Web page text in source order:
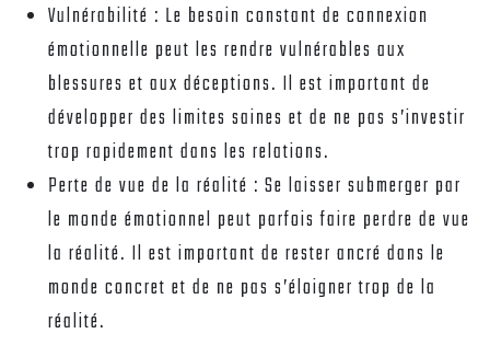
Vulnérabilité : Le besoin constant de connexion
émotionnelle peut les rendre vulnérables aux
blessures et aux déceptions. Il est important de
développer des limites saines et de ne pas s’investir
trop rapidement dans les relations.
Perte de vue de la réalité : Se laisser submerger par
le monde émotionnel peut parfois faire perdre de vue
la réalité. Il est important de rester ancré dans le
monde concret et de ne pas s’éloigner trop de la
réalité.